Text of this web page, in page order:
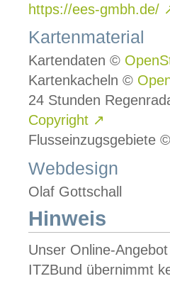
https://ees-gmbh.de/
Kartenmaterial
Kartendaten ©
Kartenkacheln ©
24 Stunden
Copyright ↗
Flusseinzugsgebiete
Webdesign
Olaf Gottschall
Hinweis
Unser Online-
ITZBund übernimmt